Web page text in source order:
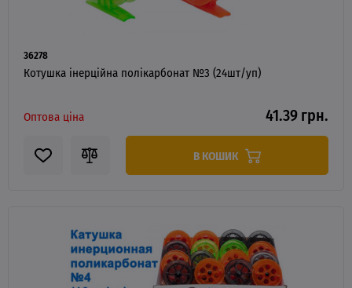
36278
Котушка інерційна полікарбонат №3 (24шт/уп)
Оптова ціна 41.39 грн.
В КОШИК